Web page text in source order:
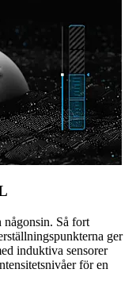
någonsin. Så fort
ger
induktiva sensorer
för en